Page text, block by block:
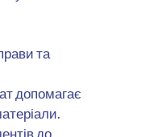
та
допомагає